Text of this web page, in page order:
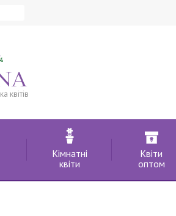
квітів
Кімнатні
квіти
Квіти
оптом